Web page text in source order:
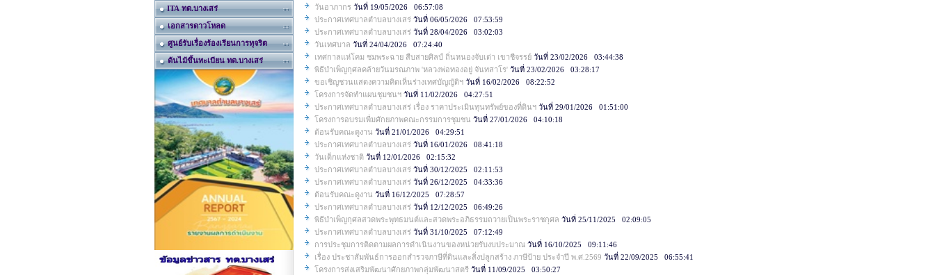
ITA ทต.บางเสร่
เอกสารดาวโหลด
ศูนย์รับเรื่องร้องเรียนการทุจริต
ต้นไม้ขึ้นทะเบียน ทต.บางเสร่
วันอาภากร วันที่ 19/05/2026 06:57:08
ประกาศเทศบาลตำบลบางเสร่ วันที่ 06/05/2026 07:53:59
ประกาศเทศบาลตำบลบางเสร่ วันที่ 28/04/2026 03:02:03
วันเทศบาล วันที่ 24/04/2026 07:24:40
เทศกาลแห่โคม ชมพระฉาย สืบสายศิลป์ ถิ่นหนองจับเต่า เขาชีจรรย์ วันที่ 23/02/2026 03:44:38
พิธีบำเพ็ญกุศลคล้ายวันมรณภาพ 'หลวงพ่อทองอยู่ จันทสาโร' วันที่ 23/02/2026 03:28:17
ขอเชิญชวนแสดงความคิดเห็นร่างเทศบัญญัติฯ วันที่ 16/02/2026 08:22:52
โครงการจัดทำแผนชุมชนฯ วันที่ 11/02/2026 04:27:51
ประกาศเทศบาลตำบลบางเสร่ เรื่อง ราคาประเมินทุนทรัพย์ของที่ดินฯ วันที่ 29/01/2026 01:51:00
โครงการอบรมเพื่มศักยภาพคณะกรรมการชุมชน วันที่ 27/01/2026 04:10:18
ต้อนรับคณะดูงาน วันที่ 21/01/2026 04:29:51
ประกาศเทศบาลตำบลบางเสร่ วันที่ 16/01/2026 08:41:18
วันเด็กแห่งชาติ วันที่ 12/01/2026 02:15:32
ประกาศเทศบาลตำบลบางเสร่ วันที่ 30/12/2025 02:11:53
ประกาศเทศบาลตำบลบางเสร่ วันที่ 26/12/2025 04:33:36
ต้อนรับคณะดูงาน วันที่ 16/12/2025 07:28:57
ประกาศเทศบาลตำบลบางเสร่ วันที่ 12/12/2025 06:49:26
พิธีบำเพ็ญกุศลสวดพระพุทธมนต์และสวดพระอภิธรรมถวายเป็นพระราชกุศล วันที่ 25/11/2025 02:09:05
ประกาศเทศบาลตำบลบางเสร่ วันที่ 31/10/2025 07:12:49
การประชุมการติดตามผลการดำเนินงานของหน่วยรับงบประมาณ วันที่ 16/10/2025 09:11:46
เรื่อง ประชาสัมพันธ์การออกสำรวจภาษีที่ดินและสิ่งปลูกสร้าง ภาษีป้าย ประจำปี พ.ศ.2569 วันที่ 22/09/2025 06:55:41
โครงการส่งเสริมพัฒนาศักยภาพกลุ่มพัฒนาสตรี วันที่ 11/09/2025 03:50:27